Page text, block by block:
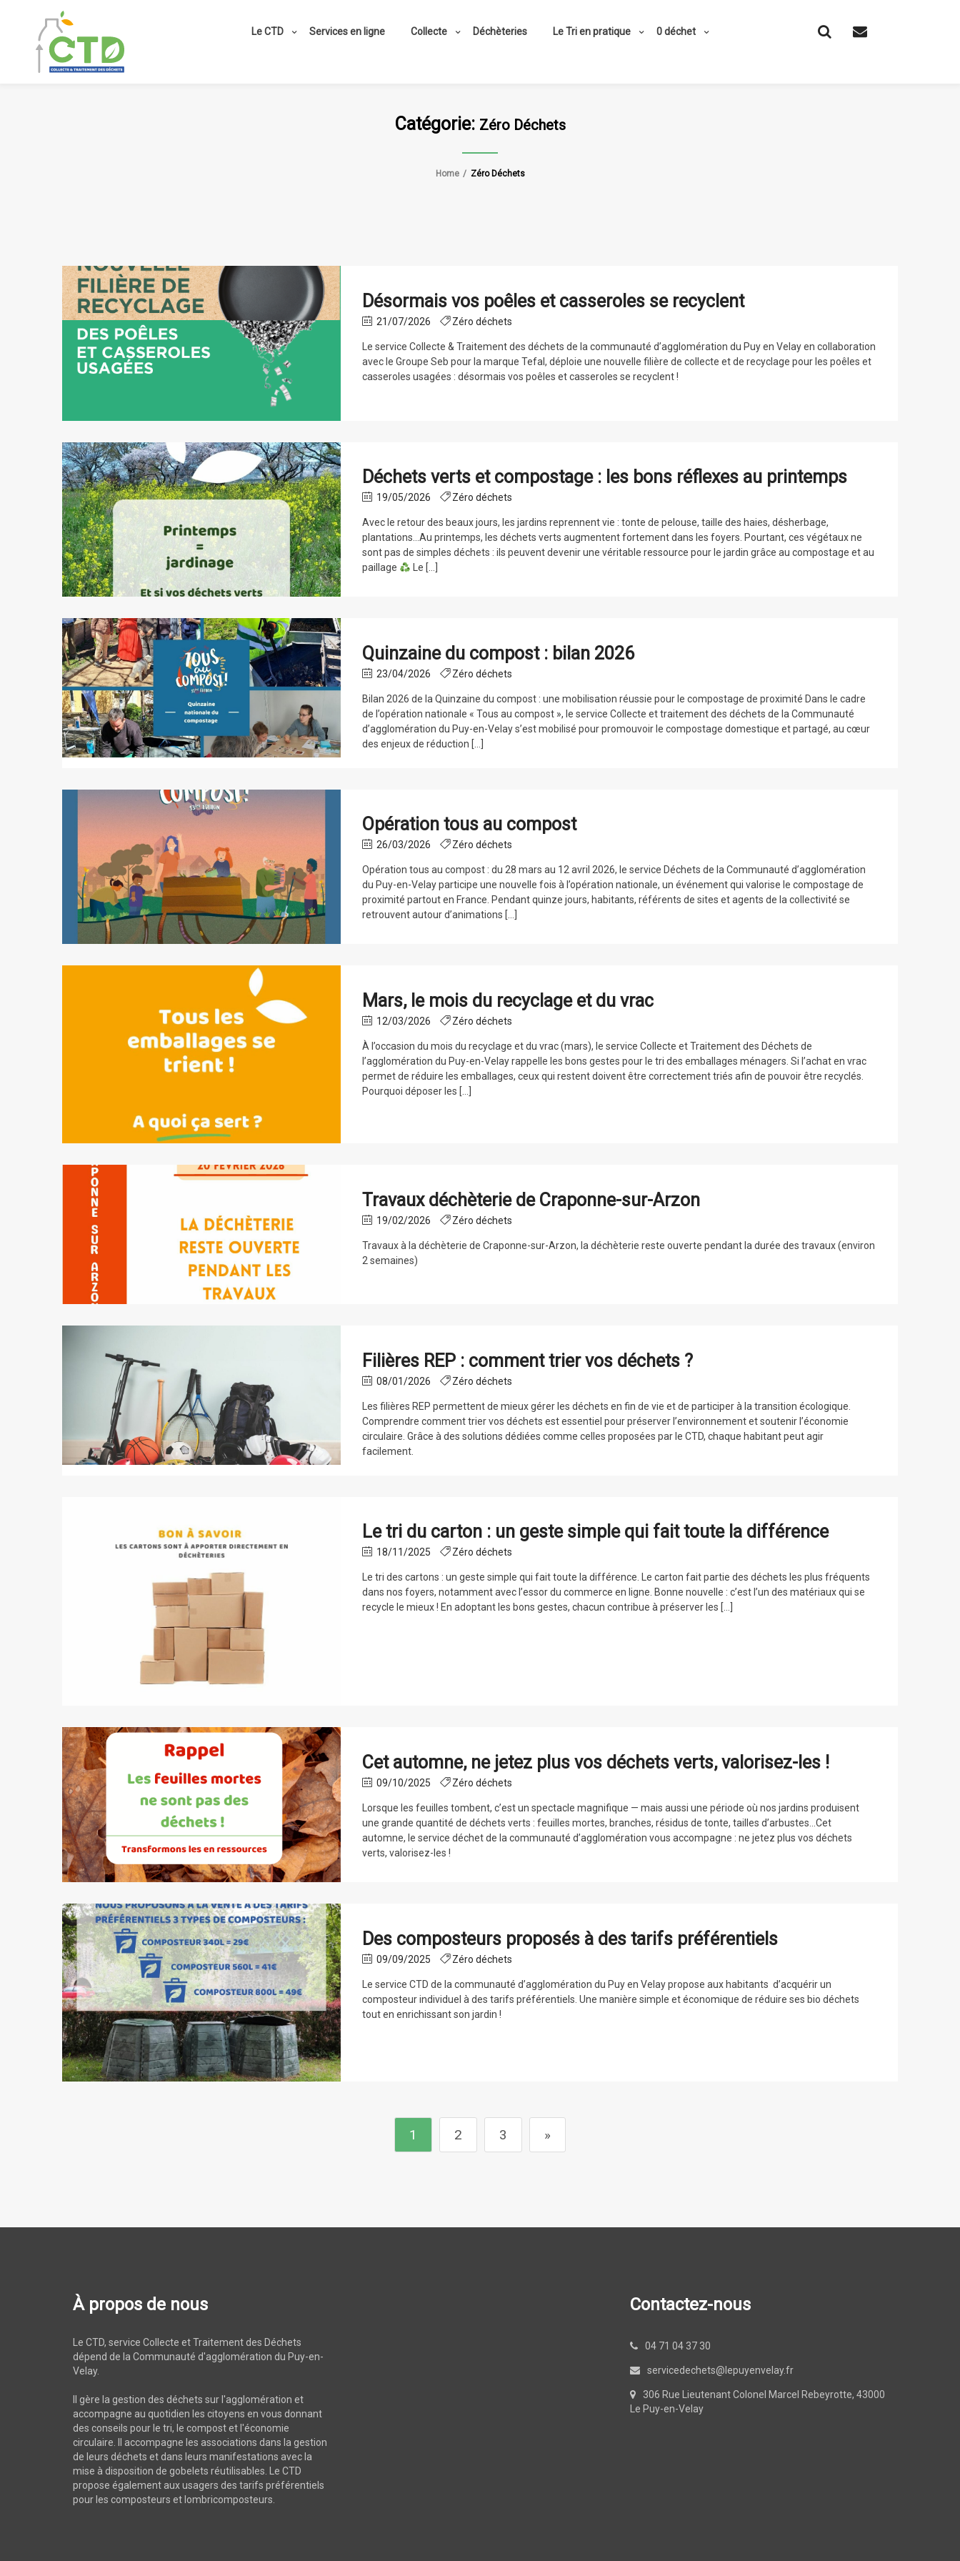
Le CTD Services en ligne Collecte Déchèteries Le Tri en pratique 0 déchet
Catégorie: Zéro Déchets
Home Zéro Déchets
Désormais vos poêles et casseroles se recyclent
21/07/2026 Zéro déchets
Le service Collecte & Traitement des déchets de la communauté d’agglomération du Puy en Velay en collaboration
avec le Groupe Seb pour la marque Tefal, déploie une nouvelle filière de collecte et de recyclage pour les poêles et
casseroles usagées : désormais vos poêles et casseroles se recyclent !
Déchets verts et compostage : les bons réflexes au printemps
19/05/2026 Zéro déchets
Avec le retour des beaux jours, les jardins reprennent vie : tonte de pelouse, taille des haies, désherbage,
plantations…Au printemps, les déchets verts augmentent fortement dans les foyers. Pourtant, ces végétaux ne
sont pas de simples déchets : ils peuvent devenir une véritable ressource pour le jardin grâce au compostage et au
paillage
Le […]
Quinzaine du compost : bilan 2026
23/04/2026 Zéro déchets
Bilan 2026 de la Quinzaine du compost : une mobilisation réussie pour le compostage de proximité Dans le cadre
de l’opération nationale « Tous au compost », le service Collecte et traitement des déchets de la Communauté
d’agglomération du Puy-en-Velay s’est mobilisé pour promouvoir le compostage domestique et partagé, au cœur
des enjeux de réduction […]
Opération tous au compost
26/03/2026 Zéro déchets
Opération tous au compost : du 28 mars au 12 avril 2026, le service Déchets de la Communauté d’agglomération
du Puy-en-Velay participe une nouvelle fois à l’opération nationale, un événement qui valorise le compostage de
proximité partout en France. Pendant quinze jours, habitants, référents de sites et agents de la collectivité se
retrouvent autour d’animations […]
Mars, le mois du recyclage et du vrac
12/03/2026 Zéro déchets
À l’occasion du mois du recyclage et du vrac (mars), le service Collecte et Traitement des Déchets de
l’agglomération du Puy-en-Velay rappelle les bons gestes pour le tri des emballages ménagers. Si l’achat en vrac
permet de réduire les emballages, ceux qui restent doivent être correctement triés afin de pouvoir être recyclés.
Pourquoi déposer les […]
Travaux déchèterie de Craponne-sur-Arzon
19/02/2026 Zéro déchets
Travaux à la déchèterie de Craponne-sur-Arzon, la déchèterie reste ouverte pendant la durée des travaux (environ
2 semaines)
Filières REP : comment trier vos déchets ?
08/01/2026 Zéro déchets
Les filières REP permettent de mieux gérer les déchets en fin de vie et de participer à la transition écologique.
Comprendre comment trier vos déchets est essentiel pour préserver l’environnement et soutenir l’économie
circulaire. Grâce à des solutions dédiées comme celles proposées par le CTD, chaque habitant peut agir
facilement.
Le tri du carton : un geste simple qui fait toute la différence
18/11/2025 Zéro déchets
Le tri des cartons : un geste simple qui fait toute la différence. Le carton fait partie des déchets les plus fréquents
dans nos foyers, notamment avec l’essor du commerce en ligne. Bonne nouvelle : c’est l’un des matériaux qui se
recycle le mieux ! En adoptant les bons gestes, chacun contribue à préserver les […]
Cet automne, ne jetez plus vos déchets verts, valorisez-les !
09/10/2025 Zéro déchets
Lorsque les feuilles tombent, c’est un spectacle magnifique — mais aussi une période où nos jardins produisent
une grande quantité de déchets verts : feuilles mortes, branches, résidus de tonte, tailles d’arbustes…Cet
automne, le service déchet de la communauté d’agglomération vous accompagne : ne jetez plus vos déchets
verts, valorisez-les !
Des composteurs proposés à des tarifs préférentiels
09/09/2025 Zéro déchets
Le service CTD de la communauté d’agglomération du Puy en Velay propose aux habitants d’acquérir un
composteur individuel à des tarifs préférentiels. Une manière simple et économique de réduire ses bio déchets
tout en enrichissant son jardin !
1 2 3 »
À propos de nous
Le CTD, service Collecte et Traitement des Déchets
dépend de la Communauté d'agglomération du Puy-en-
Velay.
Il gère la gestion des déchets sur l'agglomération et
accompagne au quotidien les citoyens en vous donnant
des conseils pour le tri, le compost et l'économie
circulaire. Il accompagne les associations dans la gestion
de leurs déchets et dans leurs manifestations avec la
mise à disposition de gobelets réutilisables. Le CTD
propose également aux usagers des tarifs préférentiels
pour les composteurs et lombricomposteurs.
Contactez-nous
04 71 04 37 30
servicedechets@lepuyenvelay.fr
306 Rue Lieutenant Colonel Marcel Rebeyrotte, 43000
Le Puy-en-Velay